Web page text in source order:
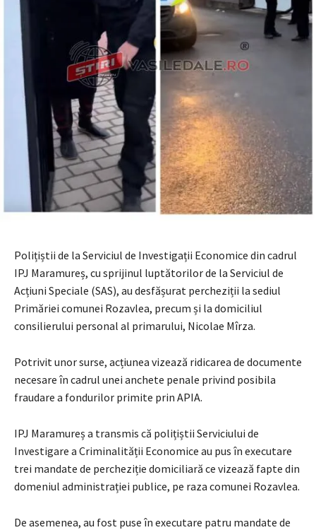
Polițiștii de la Serviciul de Investigații Economice din cadrul
IPJ Maramureș, cu sprijinul luptătorilor de la Serviciul de
Acțiuni Speciale (SAS), au desfășurat percheziții la sediul
Primăriei comunei Rozavlea, precum și la domiciliul
consilierului personal al primarului, Nicolae Mîrza.
Potrivit unor surse, acțiunea vizează ridicarea de documente
necesare în cadrul unei anchete penale privind posibila
fraudare a fondurilor primite prin APIA.
IPJ Maramureș a transmis că polițiștii Serviciului de
Investigare a Criminalității Economice au pus în executare
trei mandate de percheziție domiciliară ce vizează fapte din
domeniul administrației publice, pe raza comunei Rozavlea.
De asemenea, au fost puse în executare patru mandate de